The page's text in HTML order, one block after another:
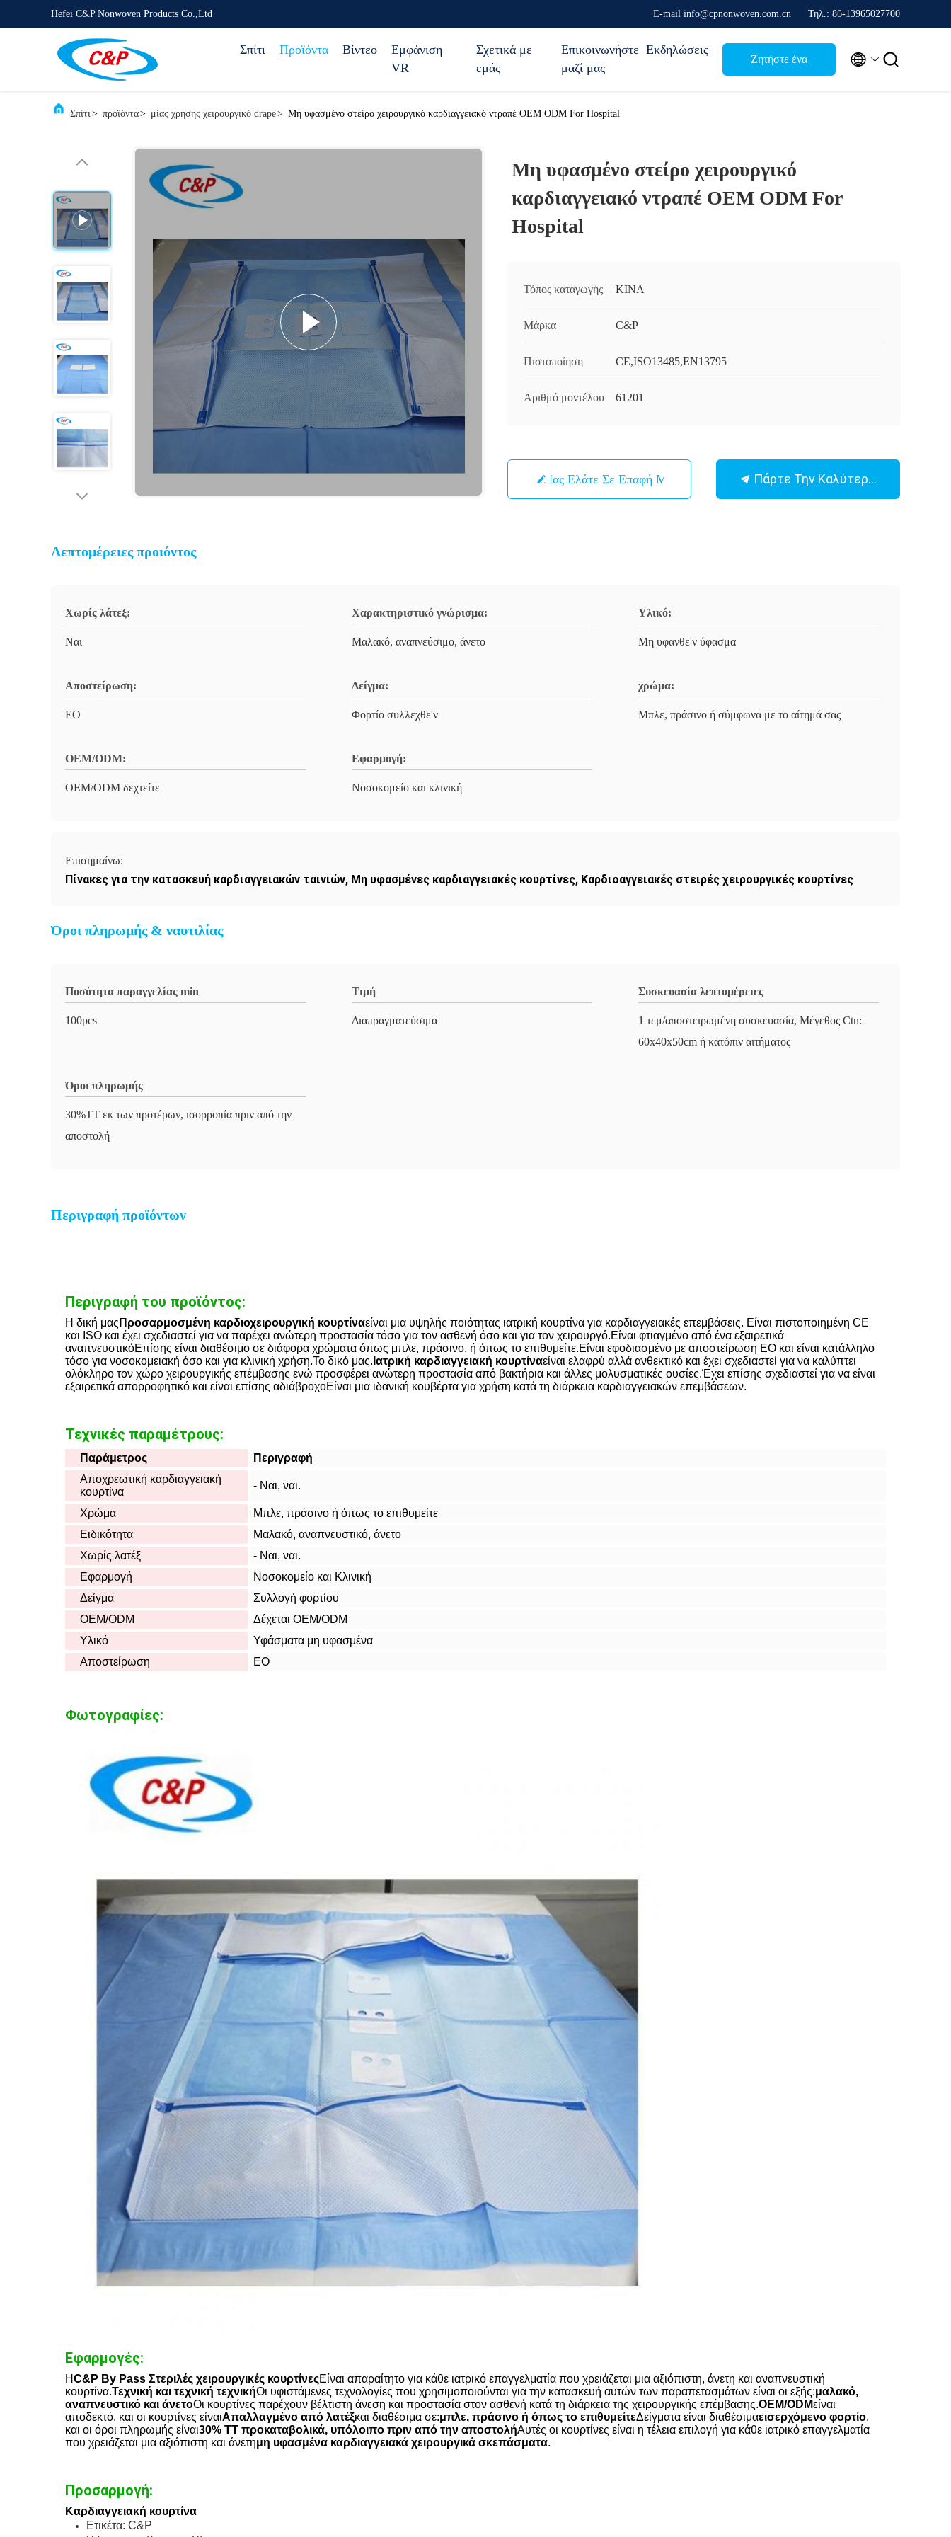
Hefei C&P Nonwoven Products Co.,Ltd Ε-mail info@cpnonwoven.com.cn Τηλ.: 86-13965027700
Σπίτι Προϊόντα Βίντεο
Εμφάνιση
VR
Σχετικά με
εμάς
Επικοινωνήστε
μαζί μας
Εκδηλώσεις
Ζητήστε ένα  
Σπίτι> προϊόντα> μίας χρήσης χειρουργικό drape> Μη υφασμένο στείρο χειρουργικό καρδιαγγειακό ντραπέ OEM ODM For Hospital
Μη υφασμένο στείρο χειρουργικό
καρδιαγγειακό ντραπέ OEM ODM For
Hospital
Τόπος καταγωγής ΚΙΝΑ
Μάρκα C&P
Πιστοποίηση CE,ISO13485,EN13795
Αριθμό μοντέλου 61201
Μας Ελάτε Σε Επαφή Με Πάρτε Την Καλύτερη Τιμή
Λεπτομέρειες προιόντος
Χωρίς λάτεξ:
Ναι
Χαρακτηριστικό γνώρισμα:
Μαλακό, αναπνεύσιμο, άνετο
Υλικό:
Μη υφανθε'ν ύφασμα
Αποστείρωση:
EO
Δείγμα:
Φορτίο συλλεχθε'ν
χρώμα:
Μπλε, πράσινο ή σύμφωνα με το αίτημά σας
OEM/ODM:
OEM/ODM δεχτείτε
Εφαρμογή:
Νοσοκομείο και κλινική
Επισημαίνω:
Πίνακες για την κατασκευή καρδιαγγειακών ταινιών, Μη υφασμένες καρδιαγγειακές κουρτίνες, Καρδιοαγγειακές στειρές χειρουργικές κουρτίνες
Όροι πληρωμής & ναυτιλίας
Ποσότητα παραγγελίας min
100pcs
Τιμή
Διαπραγματεύσιμα
Συσκευασία λεπτομέρειες
1 τεμ/αποστειρωμένη συσκευασία, Μέγεθος Ctn:
60x40x50cm ή κατόπιν αιτήματος
Όροι πληρωμής
30%TT εκ των προτέρων, ισορροπία πριν από την
αποστολή
Περιγραφή προϊόντων
Περιγραφή του προϊόντος:
Η δική μας Προσαρμοσμένη καρδιοχειρουργική κουρτίναείναι μια υψηλής ποιότητας ιατρική κουρτίνα για καρδιαγγειακές επεμβάσεις. Είναι πιστοποιημένη CE
και ISO και έχει σχεδιαστεί για να παρέχει ανώτερη προστασία τόσο για τον ασθενή όσο και για τον χειρουργό.Είναι φτιαγμένο από ένα εξαιρετικά
αναπνευστικόΕπίσης είναι διαθέσιμο σε διάφορα χρώματα όπως μπλε, πράσινο, ή όπως το επιθυμείτε.Είναι εφοδιασμένο με αποστείρωση EO και είναι κατάλληλο
τόσο για νοσοκομειακή όσο και για κλινική χρήση.Το δικό μας. Ιατρική καρδιαγγειακή κουρτίναείναι ελαφρύ αλλά ανθεκτικό και έχει σχεδιαστεί για να καλύπτει
ολόκληρο τον χώρο χειρουργικής επέμβασης ενώ προσφέρει ανώτερη προστασία από βακτήρια και άλλες μολυσματικές ουσίες.Έχει επίσης σχεδιαστεί για να είναι
εξαιρετικά απορροφητικό και είναι επίσης αδιάβροχοΕίναι μια ιδανική κουβέρτα για χρήση κατά τη διάρκεια καρδιαγγειακών επεμβάσεων.
Τεχνικές παραμέτρους:
Παράμετρος
Περιγραφή
Αποχρεωτική καρδιαγγειακή
κουρτίνα
- Ναι, ναι.
Χρώμα
Μπλε, πράσινο ή όπως το επιθυμείτε
Ειδικότητα
Μαλακό, αναπνευστικό, άνετο
Χωρίς λατέξ
- Ναι, ναι.
Εφαρμογή
Νοσοκομείο και Κλινική
Δείγμα
Συλλογή φορτίου
OEM/ODM
Δέχεται OEM/ODM
Υλικό
Υφάσματα μη υφασμένα
Αποστείρωση
ΕΟ
Φωτογραφίες:
Εφαρμογές:
ΗC&P By Pass Στεριλές χειρουργικές κουρτίνεςΕίναι απαραίτητο για κάθε ιατρικό επαγγελματία που χρειάζεται μια αξιόπιστη, άνετη και αναπνευστική
κουρτίνα.Τεχνική και τεχνική τεχνικήΟι υφιστάμενες τεχνολογίες που χρησιμοποιούνται για την κατασκευή αυτών των παραπετασμάτων είναι οι εξής:μαλακό,
αναπνευστικό και άνετοΟι κουρτίνες παρέχουν βέλτιστη άνεση και προστασία στον ασθενή κατά τη διάρκεια της χειρουργικής επέμβασης.OEM/ODMείναι
αποδεκτό, και οι κουρτίνες είναιΑπαλλαγμένο από λατέξκαι διαθέσιμα σε:μπλε, πράσινο ή όπως το επιθυμείτεΔείγματα είναι διαθέσιμαεισερχόμενο φορτίο,
και οι όροι πληρωμής είναι30% TT προκαταβολικά, υπόλοιπο πριν από την αποστολήΑυτές οι κουρτίνες είναι η τέλεια επιλογή για κάθε ιατρικό επαγγελματία
που χρειάζεται μια αξιόπιστη και άνετημη υφασμένα καρδιαγγειακά χειρουργικά σκεπάσματα.
Προσαρμογή:
Καρδιαγγειακή κουρτίνα
Ετικέτα: C&P